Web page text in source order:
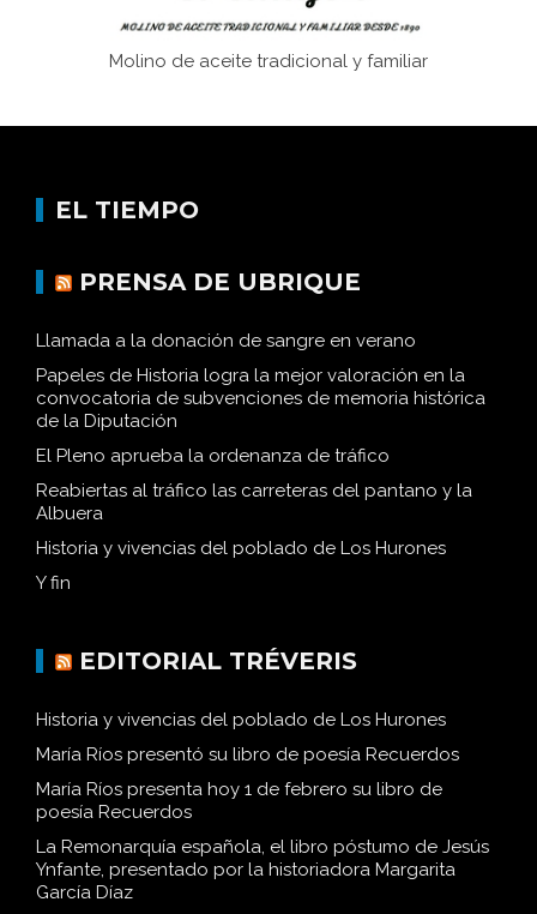
Molino de aceite tradicional y familiar
EL TIEMPO
PRENSA DE UBRIQUE
Llamada a la donación de sangre en verano
Papeles de Historia logra la mejor valoración en la
convocatoria de subvenciones de memoria histórica
de la Diputación
El Pleno aprueba la ordenanza de tráfico
Reabiertas al tráfico las carreteras del pantano y la
Albuera
Historia y vivencias del poblado de Los Hurones
Y fin
EDITORIAL TRÉVERIS
Historia y vivencias del poblado de Los Hurones
María Ríos presentó su libro de poesía Recuerdos
María Ríos presenta hoy 1 de febrero su libro de
poesía Recuerdos
La Remonarquía española, el libro póstumo de Jesús
Ynfante, presentado por la historiadora Margarita
García Díaz